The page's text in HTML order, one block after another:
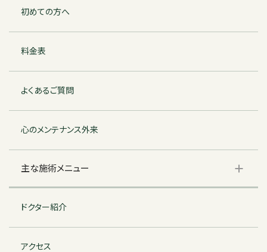
初めての方へ
料金表
よくあるご質問
心のメンテナンス外来
主な施術メニュー
ドクター紹介
アクセス